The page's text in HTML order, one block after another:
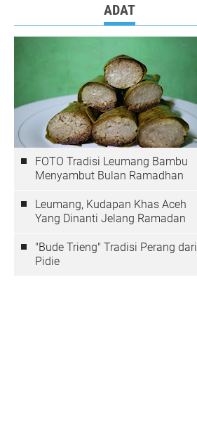
ADAT
FOTO Tradisi Leumang Bambu
Menyambut Bulan Ramadhan
Leumang, Kudapan Khas Aceh
Yang Dinanti Jelang Ramadan
"Bude Trieng" Tradisi Perang dari
Pidie